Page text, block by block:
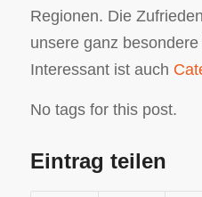
Regionen. Die
unsere ganz
Interessant ist auch
No tags for this post.
Eintrag teilen